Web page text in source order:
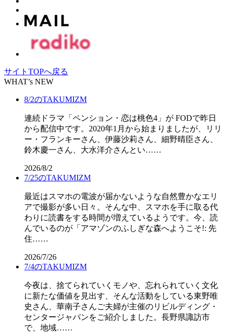
サイトTOPへ戻る
WHAT’s NEW
8/2のTAKUMIZM
連続ドラマ「ペンション・恋は桃色4」が FODで昨日
から配信中です。2020年1月から始まりましたが、リリ
ー・フランキーさん、伊藤沙莉さん、細野晴臣さん、
鈴木慶一さん、大水洋介さんとい……
2026/8/2
7/25のTAKUMIZM
最近はスマホの電波が届かないような自然豊かなエリ
アで撮影が多い日々。そんな中、スマホを手に取る代
わりに読書をする時間が増えているようです。今、読
んでいるのが「アマゾンのふしぎな森へようこそ!: 先
住……
2026/7/26
7/4のTAKUMIZM
今夜は、捨てられていくモノや、忘れられていく文化
に新たな価値を見出す、そんな活動をしている東野唯
史さん、華南子さんご夫婦が主催のリビルディング・
センタージャパンをご紹介しました。長野県諏訪市
で、地域……